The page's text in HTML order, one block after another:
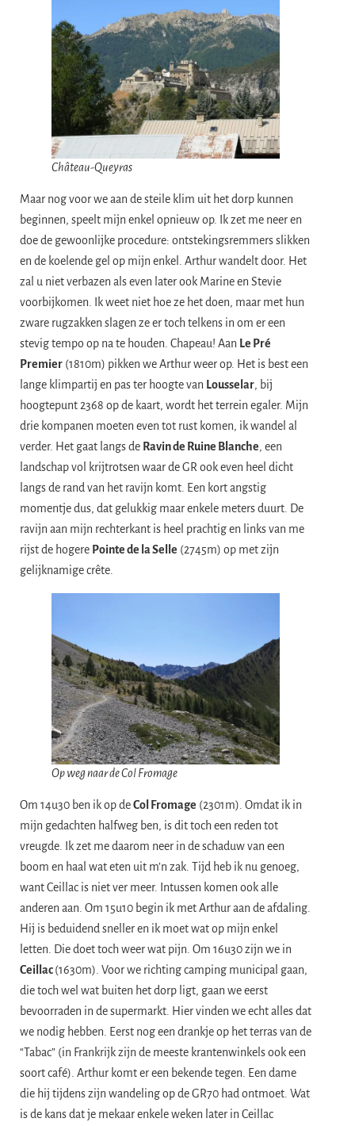
Château-Queyras
Maar nog voor we aan de steile klim uit het dorp kunnen
beginnen, speelt mijn enkel opnieuw op. Ik zet me neer en
doe de gewoonlijke procedure: ontstekingsremmers slikken
en de koelende gel op mijn enkel. Arthur wandelt door. Het
zal u niet verbazen als even later ook Marine en Stevie
voorbijkomen. Ik weet niet hoe ze het doen, maar met hun
zware rugzakken slagen ze er toch telkens in om er een
stevig tempo op na te houden. Chapeau! Aan Le Pré
Premier (1810m) pikken we Arthur weer op. Het is best een
lange klimpartij en pas ter hoogte van Lousselar, bij
hoogtepunt 2368 op de kaart, wordt het terrein egaler. Mijn
drie kompanen moeten even tot rust komen, ik wandel al
verder. Het gaat langs de Ravin de Ruine Blanche, een
landschap vol krijtrotsen waar de GR ook even heel dicht
langs de rand van het ravijn komt. Een kort angstig
momentje dus, dat gelukkig maar enkele meters duurt. De
ravijn aan mijn rechterkant is heel prachtig en links van me
rijst de hogere Pointe de la Selle (2745m) op met zijn
gelijknamige crête.
Op weg naar de Col Fromage
​Om 14u30 ben ik op deCol Fromage (2301m). Omdat ik in
mijn gedachten halfweg ben, is dit toch een reden tot
vreugde. Ik zet me daarom neer in de schaduw van een
boom en haal wat eten uit m’n zak. Tijd heb ik nu genoeg,
want Ceillac is niet ver meer. Intussen komen ook alle
anderen aan. Om 15u10 begin ik met Arthur aan de afdaling.
Hij is beduidend sneller en ik moet wat op mijn enkel
letten. Die doet toch weer wat pijn. Om 16u30 zijn we in
Ceillac(1630m). Voor we richting camping municipal gaan,
die toch wel wat buiten het dorp ligt, gaan we eerst
bevoorraden in de supermarkt. Hier vinden we echt alles dat
we nodig hebben. Eerst nog een drankje op het terras van de
“Tabac” (in Frankrijk zijn de meeste krantenwinkels ook een
soort café). Arthur komt er een bekende tegen. Een dame
die hij tijdens zijn wandeling op de GR70 had ontmoet. Wat
is de kans dat je mekaar enkele weken later in Ceillac